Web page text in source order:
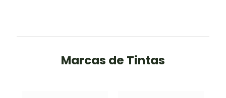
Marcas de Tintas